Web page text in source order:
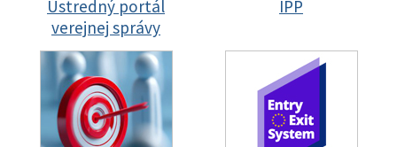
Ústredný portál
verejnej správy
IPP